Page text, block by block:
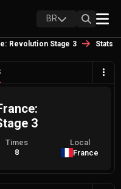
BR
Revolution Stage 3 Stats
3
Times
8
Local
France